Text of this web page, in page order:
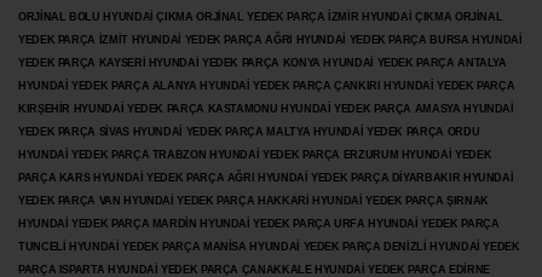
ORJİNAL BOLU HYUNDAİ ÇIKMA ORJİNAL YEDEK PARÇA İZMİR HYUNDAİ ÇIKMA ORJİNAL
YEDEK PARÇA İZMİT HYUNDAİ YEDEK PARÇA AĞRI HYUNDAİ YEDEK PARÇA BURSA HYUNDAİ
YEDEK PARÇA KAYSERİ HYUNDAİ YEDEK PARÇA KONYA HYUNDAİ YEDEK PARÇA ANTALYA
HYUNDAİ YEDEK PARÇA ALANYA HYUNDAİ YEDEK PARÇA ÇANKIRI HYUNDAİ YEDEK PARÇA
KIRŞEHİR HYUNDAİ YEDEK PARÇA KASTAMONU HYUNDAİ YEDEK PARÇA AMASYA HYUNDAİ
YEDEK PARÇA SİVAS HYUNDAİ YEDEK PARÇA MALTYA HYUNDAİ YEDEK PARÇA ORDU
HYUNDAİ YEDEK PARÇA TRABZON HYUNDAİ YEDEK PARÇA ERZURUM HYUNDAİ YEDEK
PARÇA KARS HYUNDAİ YEDEK PARÇA AĞRI HYUNDAİ YEDEK PARÇA DİYARBAKIR HYUNDAİ
YEDEK PARÇA VAN HYUNDAİ YEDEK PARÇA HAKKARİ HYUNDAİ YEDEK PARÇA ŞIRNAK
HYUNDAİ YEDEK PARÇA MARDİN HYUNDAİ YEDEK PARÇA URFA HYUNDAİ YEDEK PARÇA
TUNCELİ HYUNDAİ YEDEK PARÇA MANİSA HYUNDAİ YEDEK PARÇA DENİZLİ HYUNDAİ YEDEK
PARÇA ISPARTA HYUNDAİ YEDEK PARÇA ÇANAKKALE HYUNDAİ YEDEK PARÇA EDİRNE